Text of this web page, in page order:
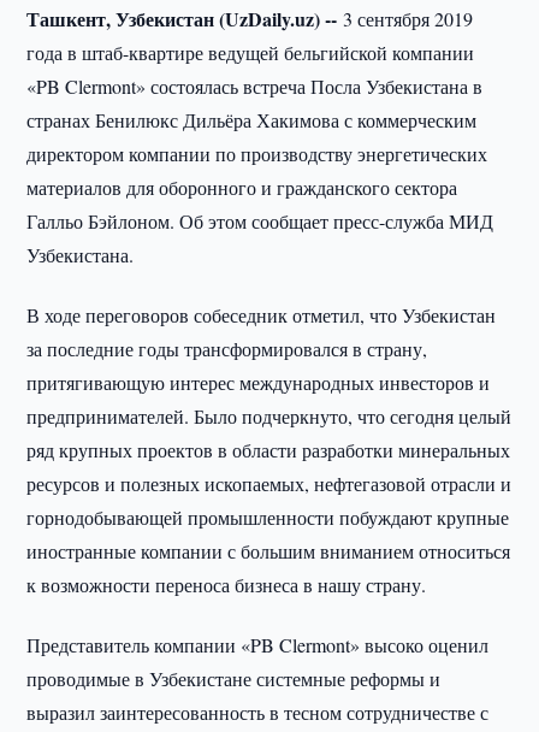
Ташкент, Узбекистан (UzDaily.uz) --3 сентября 2019
года в штаб-квартире ведущей бельгийской компании
«PB Clermont» состоялась встреча Посла Узбекистана в
странах Бенилюкс Дильёра Хакимова с коммерческим
директором компании по производству энергетических
материалов для оборонного и гражданского сектора
Галльо Бэйлоном. Об этом сообщает пресс-служба МИД
Узбекистана.
В ходе переговоров собеседник отметил, что Узбекистан
за последние годы трансформировался в страну,
притягивающую интерес международных инвесторов и
предпринимателей. Было подчеркнуто, что сегодня целый
ряд крупных проектов в области разработки минеральных
ресурсов и полезных ископаемых, нефтегазовой отрасли и
горнодобывающей промышленности побуждают крупные
иностранные компании с большим вниманием относиться
к возможности переноса бизнеса в нашу страну.
Представитель компании «PB Clermont» высоко оценил
проводимые в Узбекистане системные реформы и
выразил заинтересованность в тесном сотрудничестве с